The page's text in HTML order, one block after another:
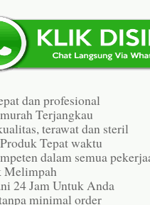
dan profesional
Terjangkau
terawat dan steril
Tepat waktu
dalam semua
Melimpah
24 Jam Untuk Anda
minimal order